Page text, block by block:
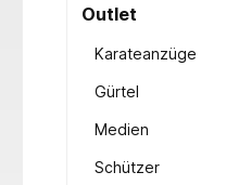
Outlet
Karateanzüge
Gürtel
Medien
Schützer